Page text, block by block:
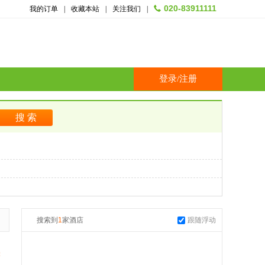
我的订单 收藏本站 关注我们 020-83911111
登录/注册
搜索到 1家酒店 跟随浮动